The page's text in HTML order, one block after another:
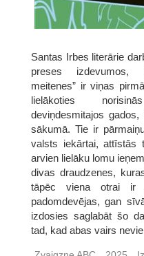
Santas Irbes literārie
preses izdevumos,
meitenes” ir viņas
lielākoties
deviņdesmitajos
sākumā. Tie ir
valsts iekārtai, attīstās
arvien lielāku lomu
divas draudzenes,
tāpēc viena otrai ir
padomdevējas, gan
izdosies saglabāt šo
tad, kad abas vairs